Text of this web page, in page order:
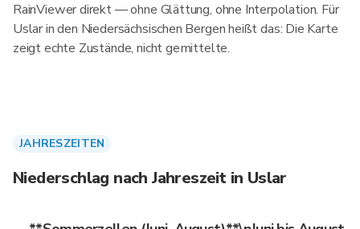
RainViewer direkt — ohne Glättung, ohne Interpolation. Für
Uslar in den Niedersächsischen Bergen heißt das: Die Karte
zeigt echte Zustände, nicht gemittelte.
JAHRESZEITEN
Niederschlag nach Jahreszeit in Uslar